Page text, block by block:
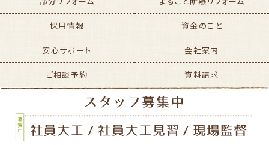
採用情報 資金のこと
安心サポート 会社案内
ご相談予約 資料請求